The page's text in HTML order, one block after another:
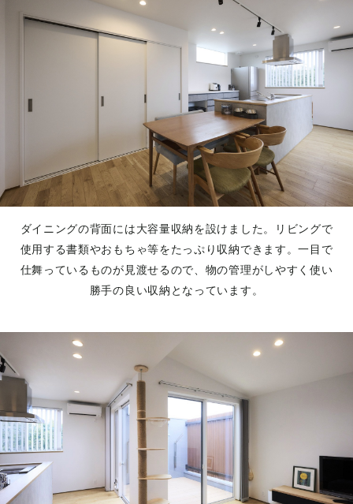
ダイニングの背面には大容量収納を設けました。リビングで
使用する書類やおもちゃ等をたっぷり収納できます。一目で
仕舞っているものが見渡せるので、物の管理がしやすく使い
勝手の良い収納となっています。